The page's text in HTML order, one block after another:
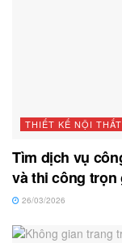
THIẾT KẾ NỘI THẤT
Tìm dịch vụ
và thi công trọn
26/03/2026